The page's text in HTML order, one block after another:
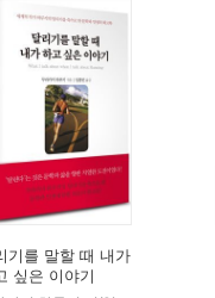
기를 말할 때 내가
싶은 이야기